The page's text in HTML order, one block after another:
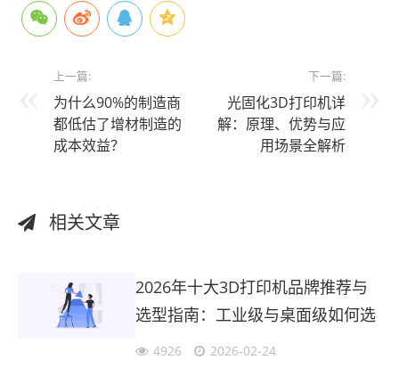
上一篇:
为什么90%的制造商
都低估了增材制造的
成本效益？
下一篇:
光固化3D打印机详
解：原理、优势与应
用场景全解析
相关文章
2026年十大3D打印机品牌推荐与
选型指南：工业级与桌面级如何选
择？
4926 2026-02-24